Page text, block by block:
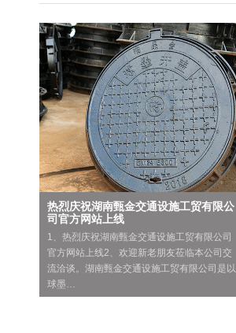
热烈庆祝湖南甄金交通设施工贸有限公
司官方网站上线
1、热烈庆祝湖南甄金交通设施工贸有限公司
官方网站上线2、欢迎新老朋友莅临本公司交
流洽谈。湖南甄金交通设施工贸有限公司是以
球墨…